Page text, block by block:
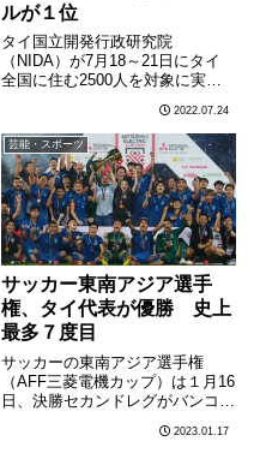
ルが１位
タイ国立開発行政研究院
（NIDA）が7月18～21日にタイ
全国に住む2500人を対象に実施
ッカーチームは？」と聞いたとこ
ろ、英プレミアリーグではリバプ
ールが31.32%でトップだった。2
番目に人気が高かったのは………
2022.07.24
芸能・スポーツ
サッカー東南アジア選手
権、タイ代表が優勝 史上
最多７度目
サッカーの東南アジア選手権
（AFF三菱電機カップ）は１月16
日、決勝セカンドレグがバンコク
ト・スタジアムで行われ、前回大
2023.01.17